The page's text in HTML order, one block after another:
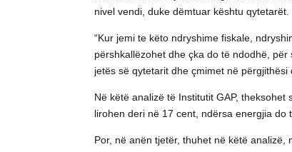
nivel vendi, duke dëmtuar kështu qytetarët.
“Kur jemi te këto ndryshime fiskale,
përshkallëzohet dhe çka do të ndodhë,
jetës së qytetarit dhe çmimet në
Në këtë analizë të Institutit GAP,
lirohen deri në 17 cent, ndërsa energjia do
Por, në anën tjetër, thuhet në këtë